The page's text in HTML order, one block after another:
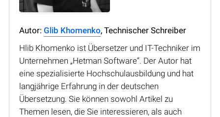
Autor: Glib Khomenko, Technischer Schreiber
Hlib Khomenko ist Übersetzer und IT-Techniker im
Unternehmen „Hetman Software“. Der Autor hat
eine spezialisierte Hochschulausbildung und hat
langjährige Erfahrung in der deutschen
Übersetzung. Sie können sowohl Artikel zu
Themen lesen, die Sie interessieren, als auch